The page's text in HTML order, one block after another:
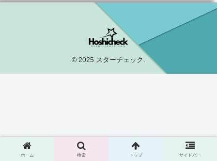
© 2025 スターチェック.
ホーム 検索 トップ サイドバー